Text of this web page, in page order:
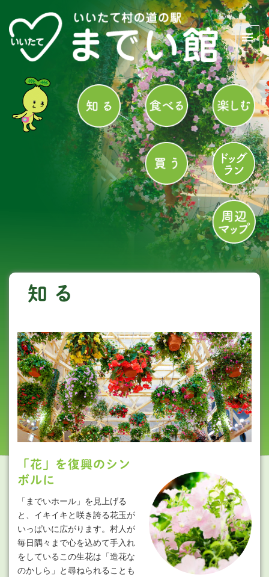
知る
「花」を復興のシン
ボルに
「までいホール」を見上げる
と、イキイキと咲き誇る花玉が
いっぱいに広がります。村人が
毎日隅々まで心を込めて手入れ
をしているこの生花は「造花な
のかしら」と尋ねられることも